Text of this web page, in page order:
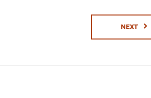
NEXT